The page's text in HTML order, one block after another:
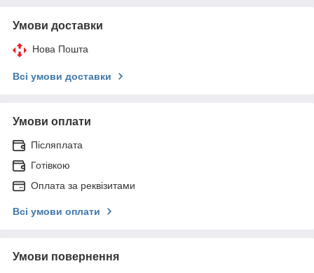
Умови доставки
Нова Пошта
Всі умови доставки
Умови оплати
Післяплата
Готівкою
Оплата за реквізитами
Всі умови оплати
Умови повернення